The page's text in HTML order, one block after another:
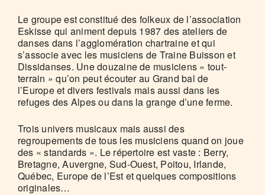
Le groupe est constitué des folkeux de l’association
Eskisse qui animent depuis 1987 des ateliers de
danses dans l’agglomération chartraine et qui
s’associe avec les musiciens de Traine Buisson et
Dissidanses. Une douzaine de musiciens « tout-
terrain » qu’on peut écouter au Grand bal de
l’Europe et divers festivals mais aussi dans les
refuges des Alpes ou dans la grange d’une ferme.
Trois univers musicaux mais aussi des
regroupements de tous les musiciens quand on joue
des « standards ». Le répertoire est vaste : Berry,
Bretagne, Auvergne, Sud-Ouest, Poitou, Irlande,
Québec, Europe de l’Est et quelques compositions
originales…